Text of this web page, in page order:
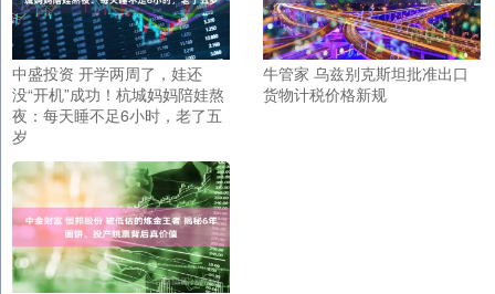
中盛投资 开学两周了，娃还
没“开机”成功！杭城妈妈陪娃熬
夜：每天睡不足6小时，老了五
岁
牛管家 乌兹别克斯坦批准出口
货物计税价格新规